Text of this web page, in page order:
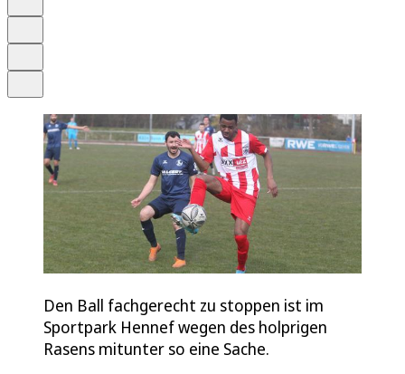
Den Ball fachgerecht zu stoppen ist im
Sportpark Hennef wegen des holprigen
Rasens mitunter so eine Sache.